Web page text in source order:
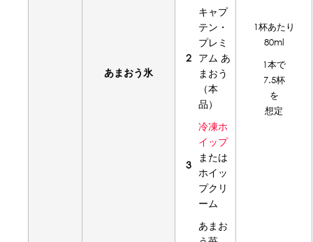
あまおう氷
2
キャプ
テン・
プレミ
アム あ
まおう
（本
品）
3
冷凍ホ
イップ
または
ホイッ
プクリ
ーム
あまお
1杯あたり
80ml
1本で
7.5杯
を
想定